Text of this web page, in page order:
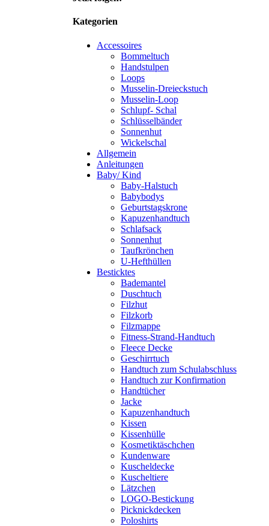
Kategorien
Accessoires
Bommeltuch
Handstulpen
Loops
Musselin-Dreieckstuch
Musselin-Loop
Schlupf- Schal
Schlüsselbänder
Sonnenhut
Wickelschal
Allgemein
Anleitungen
Baby/ Kind
Baby-Halstuch
Babybodys
Geburtstagskrone
Kapuzenhandtuch
Schlafsack
Sonnenhut
Taufkrönchen
U-Hefthüllen
Besticktes
Bademantel
Duschtuch
Filzhut
Filzkorb
Filzmappe
Fitness-Strand-Handtuch
Fleece Decke
Geschirrtuch
Handtuch zum Schulabschluss
Handtuch zur Konfirmation
Handtücher
Jacke
Kapuzenhandtuch
Kissen
Kissenhülle
Kosmetiktäschchen
Kundenware
Kuscheldecke
Kuscheltiere
Lätzchen
LOGO-Bestickung
Picknickdecken
Poloshirts